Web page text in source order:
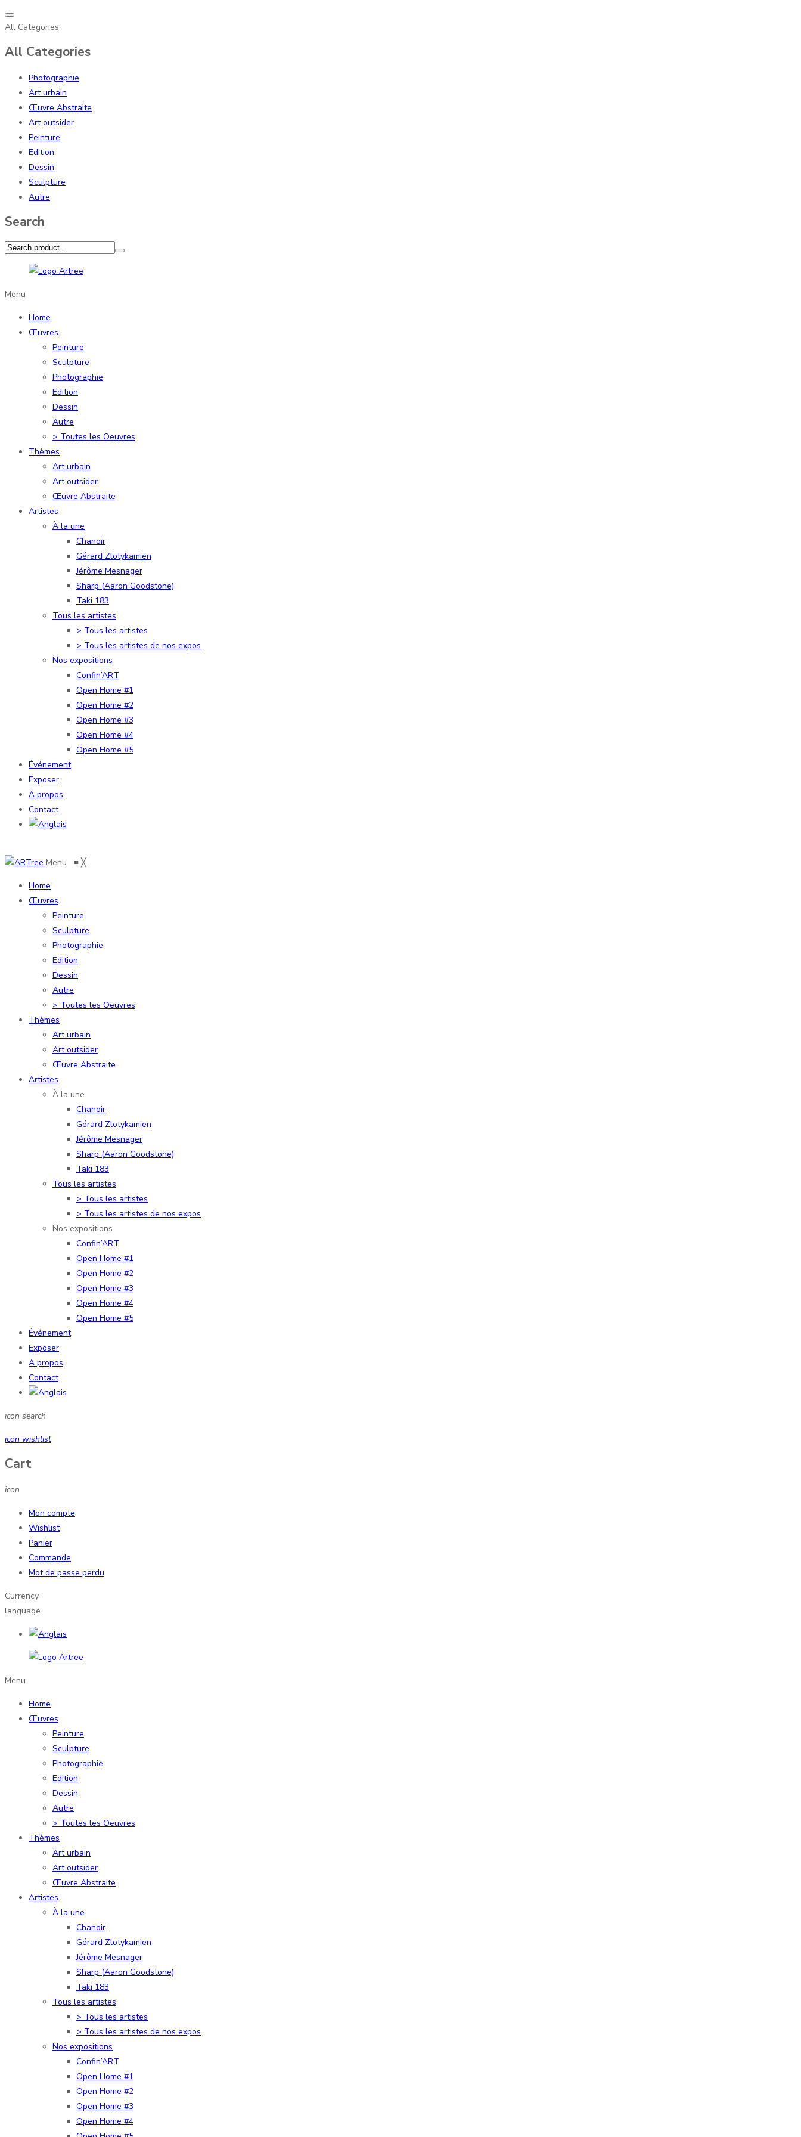
All Categories
All Categories
Photographie
Art urbain
Œuvre Abstraite
Art outsider
Peinture
Edition
Dessin
Sculpture
Autre
Search
Menu
Home
Œuvres
Peinture
Sculpture
Photographie
Edition
Dessin
Autre
> Toutes les Oeuvres
Thèmes
Art urbain
Art outsider
Œuvre Abstraite
Artistes
À la une
Chanoir
Gérard Zlotykamien
Jérôme Mesnager
Sharp (Aaron Goodstone)
Taki 183
Tous les artistes
> Tous les artistes
> Tous les artistes de nos expos
Nos expositions
Confin’ART
Open Home #1
Open Home #2
Open Home #3
Open Home #4
Open Home #5
Événement
Exposer
A propos
Contact
Menu ≡ ╳
Home
Œuvres
Peinture
Sculpture
Photographie
Edition
Dessin
Autre
> Toutes les Oeuvres
Thèmes
Art urbain
Art outsider
Œuvre Abstraite
Artistes
À la une
Chanoir
Gérard Zlotykamien
Jérôme Mesnager
Sharp (Aaron Goodstone)
Taki 183
Tous les artistes
> Tous les artistes
> Tous les artistes de nos expos
Nos expositions
Confin’ART
Open Home #1
Open Home #2
Open Home #3
Open Home #4
Open Home #5
Événement
Exposer
A propos
Contact
icon search
icon wishlist
Cart
icon
Mon compte
Wishlist
Panier
Commande
Mot de passe perdu
Currency
language
Menu
Home
Œuvres
Peinture
Sculpture
Photographie
Edition
Dessin
Autre
> Toutes les Oeuvres
Thèmes
Art urbain
Art outsider
Œuvre Abstraite
Artistes
À la une
Chanoir
Gérard Zlotykamien
Jérôme Mesnager
Sharp (Aaron Goodstone)
Taki 183
Tous les artistes
> Tous les artistes
> Tous les artistes de nos expos
Nos expositions
Confin’ART
Open Home #1
Open Home #2
Open Home #3
Open Home #4